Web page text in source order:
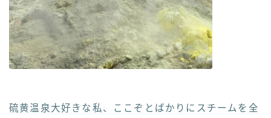
硫黄温泉大好きな私、ここぞとばかりにスチームを全